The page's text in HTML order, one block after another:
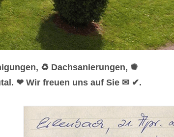
♻ Dachsanierungen, ✺
❤ Wir freuen uns auf Sie ✉ ✔.